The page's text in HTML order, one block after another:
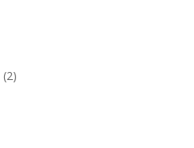
(2)